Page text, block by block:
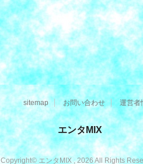
sitemap お問い合わせ 運営者
エンタMIX
Copyright© エンタMIX , 2026 All Rights